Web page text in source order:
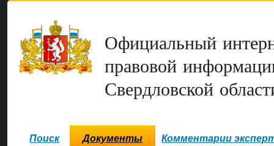
Официальный
правовой
Свердловской
Поиск Документы Комментарии